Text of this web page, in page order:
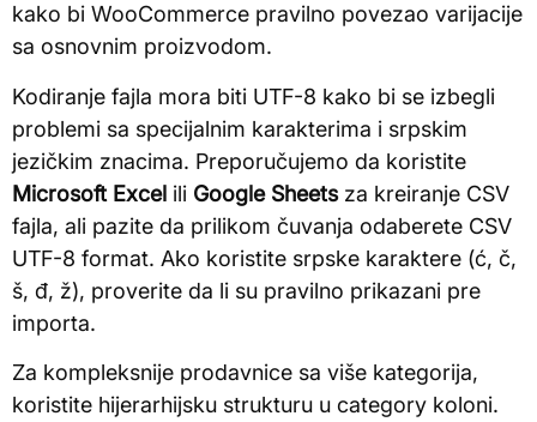
kako bi WooCommerce pravilno povezao varijacije
sa osnovnim proizvodom.
Kodiranje fajla mora biti UTF-8 kako bi se izbegli
problemi sa specijalnim karakterima i srpskim
jezičkim znacima. Preporučujemo da koristite
Microsoft Excel ili Google Sheetsza kreiranje CSV
fajla, ali pazite da prilikom čuvanja odaberete CSV
UTF-8 format. Ako koristite srpske karaktere (ć, č,
š, đ, ž), proverite da li su pravilno prikazani pre
importa.
Za kompleksnije prodavnice sa više kategorija,
koristite hijerarhijsku strukturu u category koloni.